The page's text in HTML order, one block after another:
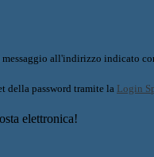
all'indirizzo indicato
della password tramite la Login
elettronica!